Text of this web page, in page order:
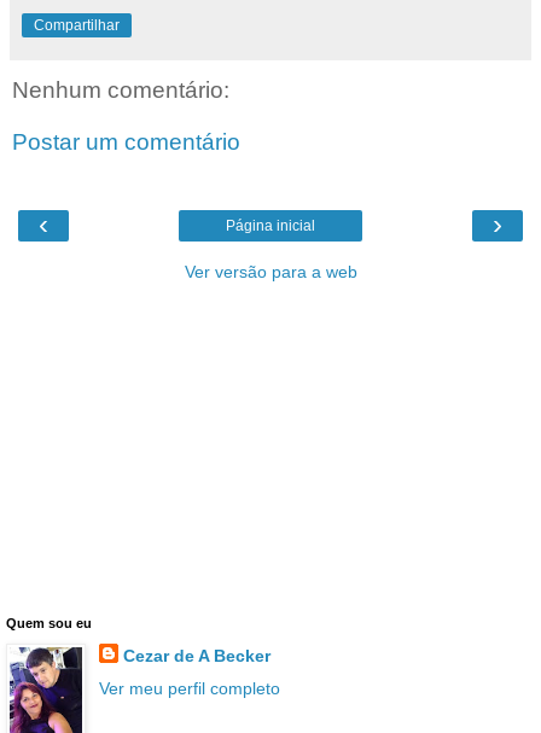
Compartilhar
Nenhum comentário:
Postar um comentário
‹ ›
Página inicial
Ver versão para a web
Quem sou eu
Cezar de A Becker
Ver meu perfil completo